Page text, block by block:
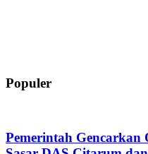
Populer
Pemerintah Gencarkan